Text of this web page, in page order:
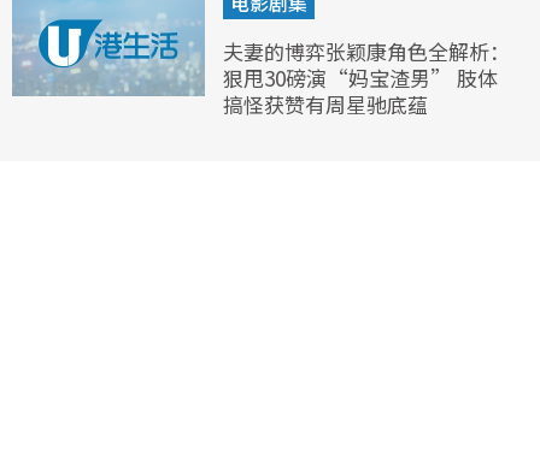
夫妻的博弈张颖康角色全解析：
狠甩30磅演“妈宝渣男” 肢体
搞怪获赞有周星驰底蕴